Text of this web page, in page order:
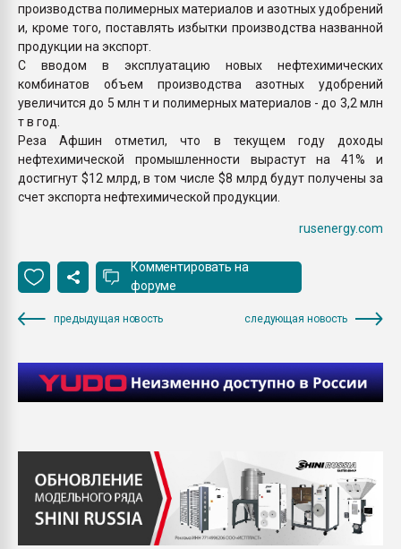
производства полимерных материалов и азотных удобрений
и, кроме того, поставлять избытки производства названной
продукции на экспорт.
С вводом в эксплуатацию новых нефтехимических
комбинатов объем производства азотных удобрений
увеличится до 5 млн т и полимерных материалов - до 3,2 млн
т в год.
Реза Афшин отметил, что в текущем году доходы
нефтехимической промышленности вырастут на 41% и
достигнут $12 млрд, в том числе $8 млрд будут получены за
счет экспорта нефтехимической продукции.
rusenergy.com
Комментировать на
форуме
предыдущая новость следующая новость